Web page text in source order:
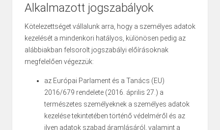
Alkalmazott jogszabályok
Kötelezettséget vállalunk arra, hogy a személyes adatok
kezelését a mindenkori hatályos, különösen pedig az
alábbiakban felsorolt jogszabályi előírásoknak
megfelelően végezzük:
az Európai Parlament és a Tanács (EU)
2016/679 rendelete (2016. április 27.) a
természetes személyeknek a személyes adatok
kezelése tekintetében történő védelméről és az
ilyen adatok szabad áramlásáról, valamint a